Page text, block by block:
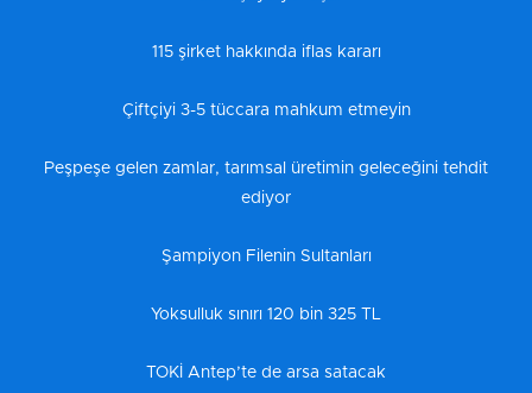
115 şirket hakkında iflas kararı
Çiftçiyi 3-5 tüccara mahkum etmeyin
Peşpeşe gelen zamlar, tarımsal üretimin geleceğini tehdit
ediyor
Şampiyon Filenin Sultanları
Yoksulluk sınırı 120 bin 325 TL
TOKİ Antep’te de arsa satacak